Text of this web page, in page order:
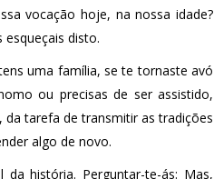
vocação hoje, na nossa idade?
disto.
uma família, se te tornaste avó
ou precisas de ser assistido,
tarefa de transmitir as tradições
algo de novo.
história. Perguntar-te-ás: Mas,